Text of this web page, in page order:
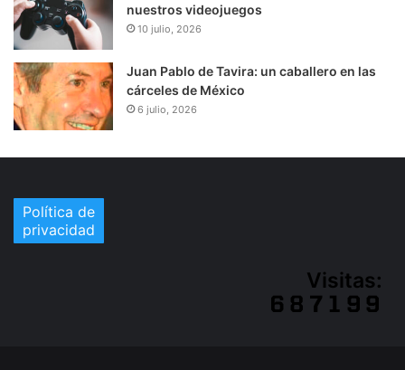
nuestros videojuegos
10 julio, 2026
Juan Pablo de Tavira: un caballero en las
cárceles de México
6 julio, 2026
Política de
privacidad
Visitas: